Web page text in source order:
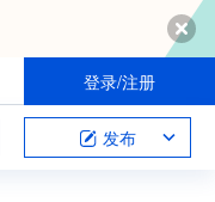
登录/注册
发布